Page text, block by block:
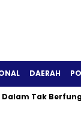
DAERAH
Tak